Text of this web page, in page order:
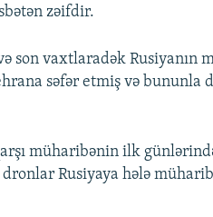
zəifdir.
son vaxtlaradək Rusiyanın
səfər etmiş və bununla
müharibənin ilk
Rusiyaya hələ